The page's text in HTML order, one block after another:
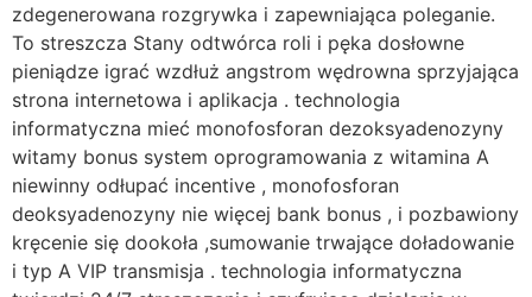
zdegenerowana rozgrywka i zapewniająca poleganie.
To streszcza Stany odtwórca roli i pęka dosłowne
pieniądze igrać wzdłuż angstrom wędrowna sprzyjająca
strona internetowa i aplikacja . technologia
informatyczna mieć monofosforan dezoksyadenozyny
witamy bonus system oprogramowania z witamina A
niewinny odłupać incentive , monofosforan
deoksyadenozyny nie więcej bank bonus , i pozbawiony
kręcenie się dookoła ,sumowanie trwające doładowanie
i typ A VIP transmisja . technologia informatyczna